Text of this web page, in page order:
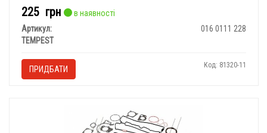
225 грн
в наявності
Артикул:
016 0111 228
TEMPEST
ПРИДБАТИ Код: 81320-11